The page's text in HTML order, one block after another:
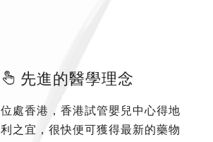
先進的醫學理念
位處香港，香港試管嬰兒中心得地
利之宜，很快便可獲得最新的藥物